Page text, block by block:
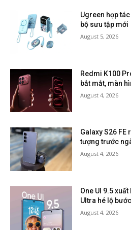
Ugreen hợp
bộ sưu tập mới
August 5, 2026
Redmi K100
bắt mắt, màn
August 4, 2026
Galaxy S26 FE
tượng trước
August 4, 2026
One UI 9.5
Ultra hé lộ
August 4, 2026